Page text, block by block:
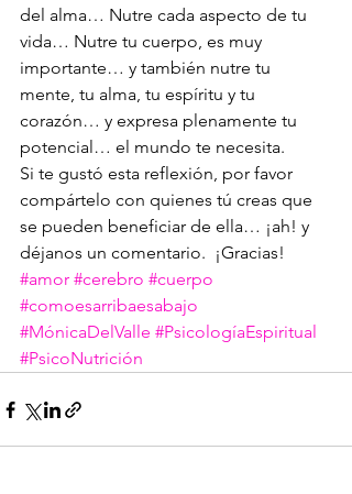
del alma… Nutre cada aspecto de tu
vida… Nutre tu cuerpo, es muy
importante… y también nutre tu
mente, tu alma, tu espíritu y tu
corazón… y expresa plenamente tu
potencial… el mundo te necesita.
Si te gustó esta reflexión, por favor
compártelo con quienes tú creas que
se pueden beneficiar de ella… ¡ah! y
déjanos un comentario.  ¡Gracias!
#amor #cerebro #cuerpo
#comoesarribaesabajo
#MónicaDelValle #PsicologíaEspiritual
#PsicoNutrición